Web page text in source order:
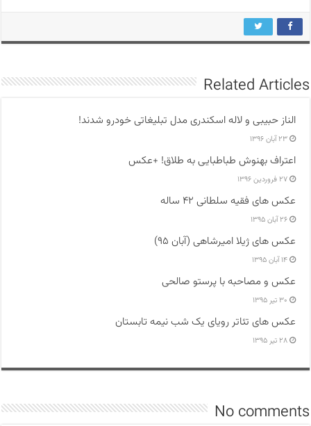
Related Articles
الناز حبیبی و لاله اسکندری مدل تبلیغاتی خودرو شدند!
۲۳ آبان ۱۳۹۶
اعتراف بهنوش طباطبایی به طلاق! +عکس
۲۷ فروردین ۱۳۹۶
عکس های فقیه سلطانی ۴۲ ساله
۲۶ آبان ۱۳۹۵
عکس های ژیلا امیرشاهی (آبان ۹۵)
۱۴ آبان ۱۳۹۵
عکس و مصاحبه با پرستو صالحی
۳۰ تیر ۱۳۹۵
عکس های تئاتر رویای یک شب نیمه تابستان
۲۸ تیر ۱۳۹۵
No comments